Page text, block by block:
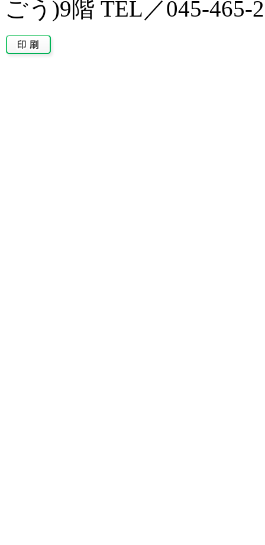
ごう)9階 TEL／045-465-